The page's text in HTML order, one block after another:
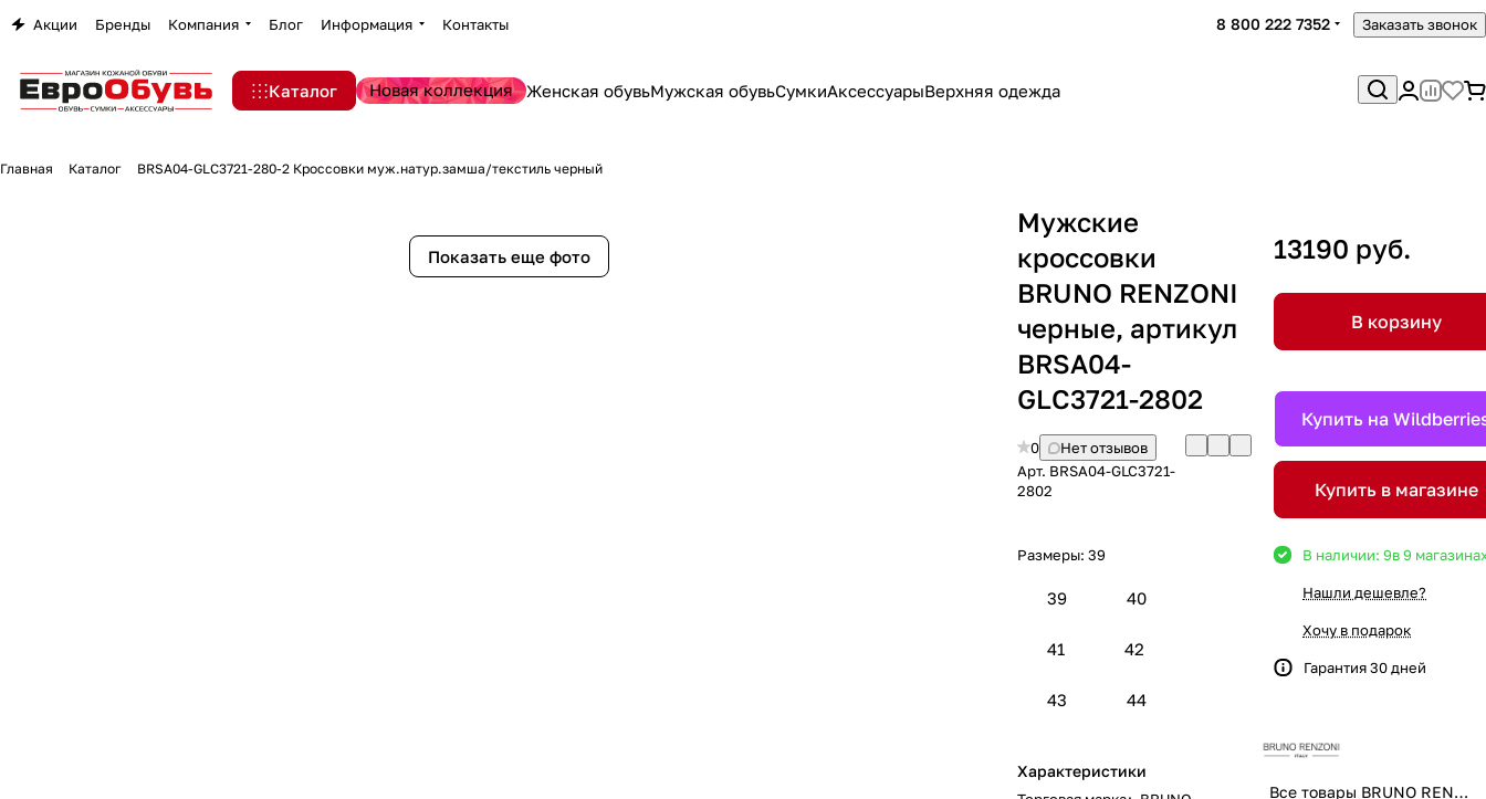
Акции Бренды Компания Блог Информация Контакты 8 800 222 7352 Заказать звонок
Каталог Новая коллекция Женская обувьМужская обувьСумкиАксессуарыВерхняя одежда
Главная Каталог BRSA04-GLC3721-280-2 Кроссовки муж.натур.замша/текстиль черный
Показать еще фото
Мужские
кроссовки
BRUNO RENZONI
черные, артикул
BRSA04-
GLC3721-2802
0
Нет отзывов
Арт. BRSA04-GLC3721-
2802
Размеры: 39
39 40
41 42
43 44
Характеристики
13190 руб.
В корзину
Купить на
Купить в магазине
В наличии: 9в 9
Нашли дешевле?
Хочу в подарок
Гарантия 30 дней
Все товары BRUNO RENZONI